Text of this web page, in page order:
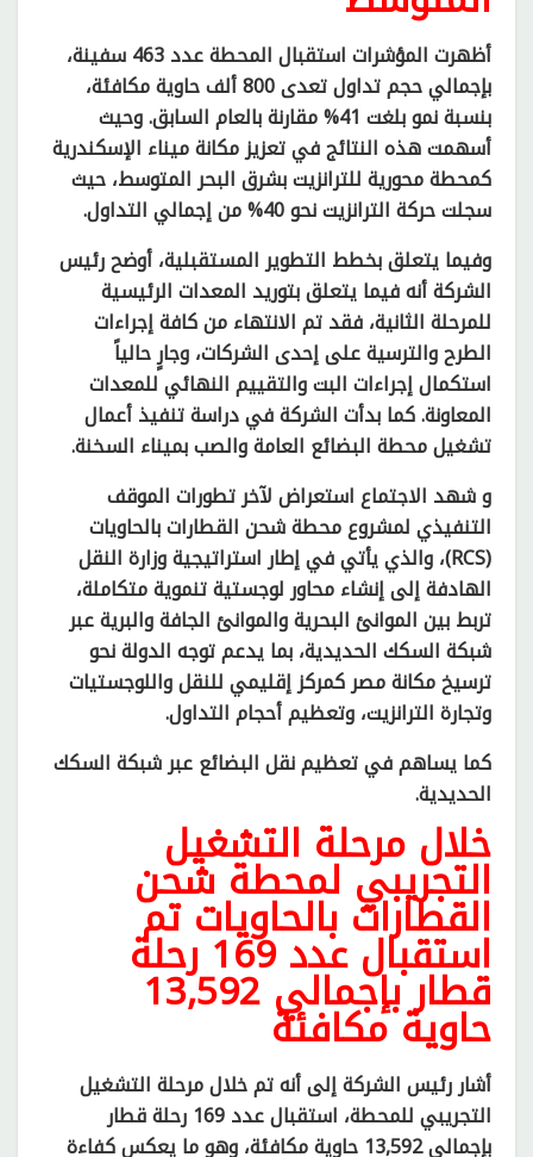
أظهرت المؤشرات استقبال المحطة عدد 463 سفينة،
بإجمالي حجم تداول تعدى 800 ألف حاوية مكافئة،
بنسبة نمو بلغت 41% مقارنة بالعام السابق. وحيث
أسهمت هذه النتائج في تعزيز مكانة ميناء الإسكندرية
كمحطة محورية للترانزيت بشرق البحر المتوسط، حيث
سجلت حركة الترانزيت نحو 40% من إجمالي التداول.
وفيما يتعلق بخطط التطوير المستقبلية، أوضح رئيس
الشركة أنه فيما يتعلق بتوريد المعدات الرئيسية
للمرحلة الثانية، فقد تم الانتهاء من كافة إجراءات
الطرح والترسية على إحدى الشركات، وجارٍ حالياً
استكمال إجراءات البت والتقييم النهائي للمعدات
المعاونة. كما بدأت الشركة في دراسة تنفيذ أعمال
تشغيل محطة البضائع العامة والصب بميناء السخنة.
و شهد الاجتماع استعراض لآخر تطورات الموقف
التنفيذي لمشروع محطة شحن القطارات بالحاويات
(RCS)، والذي يأتي في إطار استراتيجية وزارة النقل
الهادفة إلى إنشاء محاور لوجستية تنموية متكاملة،
تربط بين الموانئ البحرية والموانئ الجافة والبرية عبر
شبكة السكك الحديدية، بما يدعم توجه الدولة نحو
ترسيخ مكانة مصر كمركز إقليمي للنقل واللوجستيات
وتجارة الترانزيت، وتعظيم أحجام التداول.
كما يساهم في تعظيم نقل البضائع عبر شبكة السكك
الحديدية.
خلال مرحلة التشغيل
التجريبي لمحطة شحن
القطارات بالحاويات تم
استقبال عدد 169 رحلة
قطار بإجمالي 13,592
حاوية مكافئة
أشار رئيس الشركة إلى أنه تم خلال مرحلة التشغيل
التجريبي للمحطة، استقبال عدد 169 رحلة قطار
بإجمالي 13,592 حاوية مكافئة، وهو ما يعكس كفاءة